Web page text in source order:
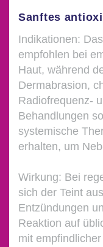
Sanftes
Indikationen:
empfohlen bei
Haut, während
Dermabrasion,
Radiofrequenz-
Behandlungen
systemische
erhalten, um
Wirkung: Bei
sich der Teint
Entzündungen
Reaktion auf
mit